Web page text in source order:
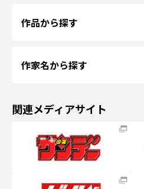
作品から探す
作家名から探す
関連メディアサイト